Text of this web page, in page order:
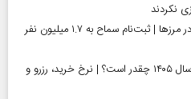
آغاز رسمی برنامه‌های اربعین ۱۴۰۵ در مرز‌ها | ثبت‌نام سماح به ۱.۷ میلیون نفر
قیمت قبر در بهشت زهرا (س) در سال ۱۴۰۵ چقدر است؟ | نرخ خرید، رزرو و